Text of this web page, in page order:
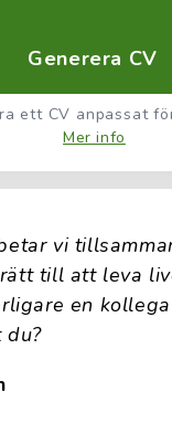
Generera CV
ett CV anpassat
Mer info
vi
till att leva
en
du?